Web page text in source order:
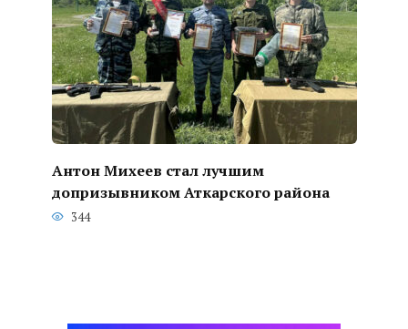
Антон Михеев стал лучшим
допризывником Аткарского района
344